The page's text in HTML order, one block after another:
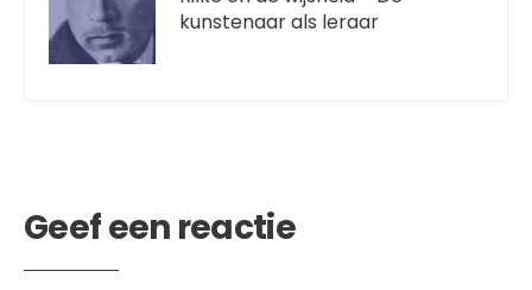
kunstenaar als leraar
Geef een reactie